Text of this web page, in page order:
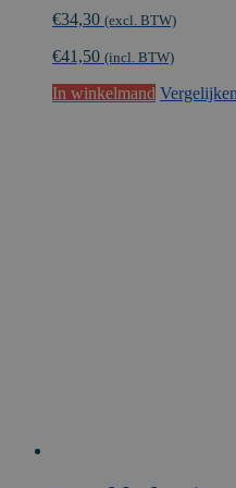
€34,30 (excl. BTW)
€41,50 (incl. BTW)
In winkelmand Vergelijken